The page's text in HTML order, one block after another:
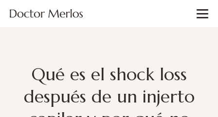
Qué es el shock loss
después de un injerto